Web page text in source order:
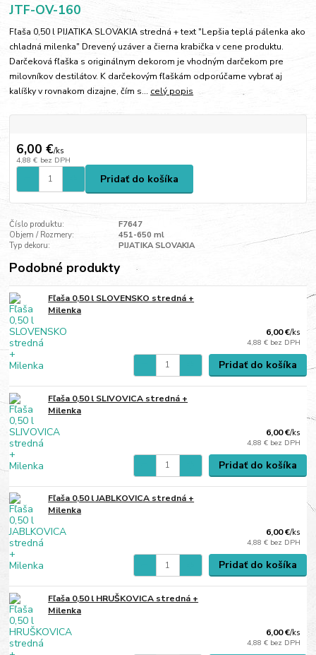
JTF-OV-160
Fľaša 0,50 l PIJATIKA SLOVAKIA stredná + text "Lepšia teplá pálenka ako
chladná milenka" Drevený uzáver a čierna krabička v cene produktu.
Darčeková fľaška s originálnym dekorom je vhodným darčekom pre
milovníkov destilátov. K darčekovým fľaškám odporúčame vybrať aj
kalíšky v rovnakom dizajne, čím s... celý popis
6,00 €/ks
4,88 € bez DPH
Pridať do košíka
Číslo produktu:
F7647
Objem / Rozmery:
451-650 ml
Typ dekoru:
PIJATIKA SLOVAKIA
Podobné produkty
Fľaša 0,50 l SLOVENSKO stredná +
Milenka
6,00 €/ks
4,88 € bez DPH
Pridať do košíka
Fľaša 0,50 l SLIVOVICA stredná +
Milenka
6,00 €/ks
4,88 € bez DPH
Pridať do košíka
Fľaša 0,50 l JABLKOVICA stredná +
Milenka
6,00 €/ks
4,88 € bez DPH
Pridať do košíka
Fľaša 0,50 l HRUŠKOVICA stredná +
Milenka
6,00 €/ks
4,88 € bez DPH